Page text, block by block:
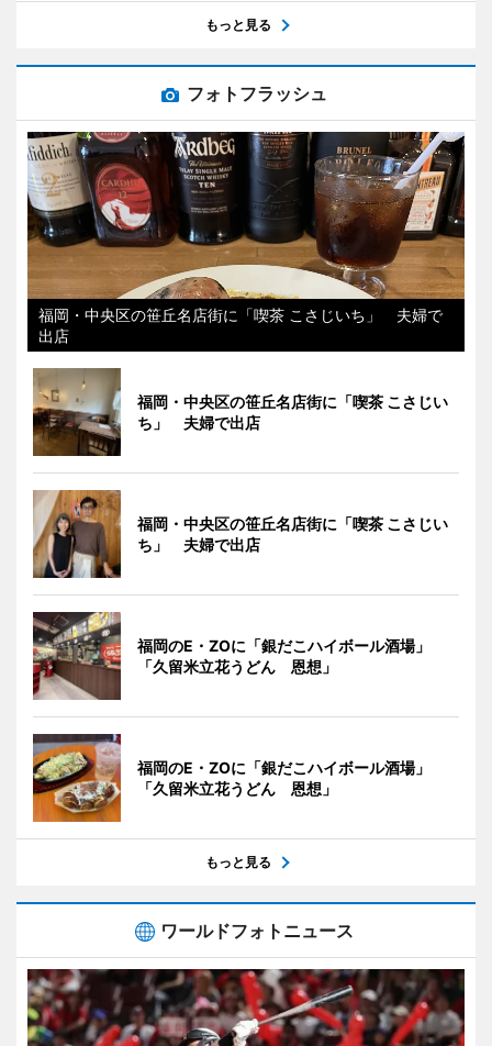
もっと見る
フォトフラッシュ
福岡・中央区の笹丘名店街に「喫茶 こさじいち」 夫婦で
出店
福岡・中央区の笹丘名店街に「喫茶 こさじい
ち」 夫婦で出店
福岡・中央区の笹丘名店街に「喫茶 こさじい
ち」 夫婦で出店
福岡のE・ZOに「銀だこハイボール酒場」
「久留米立花うどん 恩想」
福岡のE・ZOに「銀だこハイボール酒場」
「久留米立花うどん 恩想」
もっと見る
ワールドフォトニュース